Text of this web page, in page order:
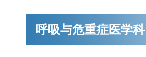
呼吸与危重症医学科